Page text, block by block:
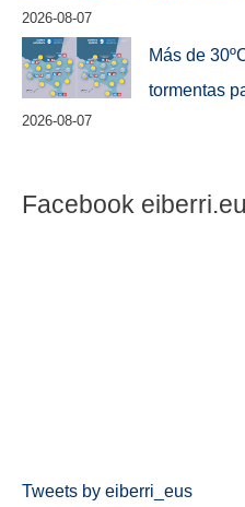
2026-08-07
Más de
tormentas
2026-08-07
Facebook
Tweets by eiberri_eus